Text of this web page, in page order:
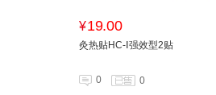
¥19.00
灸热贴HC-Ⅰ强效型2贴
0 0